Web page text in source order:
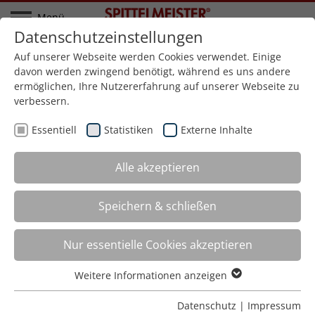
Menü
Startseite Referenzen Balkone Besondere Aluminiumbalkone
zurück zur Übersicht
Besondere Aluminiumbalkone,
Köln
Datenschutzeinstellungen
Auf unserer Webseite werden Cookies verwendet. Einige
davon werden zwingend benötigt, während es uns andere
ermöglichen, Ihre Nutzererfahrung auf unserer Webseite zu
verbessern.
Essentiell Statistiken Externe Inhalte
Alle akzeptieren
Speichern & schließen
Nur essentielle Cookies akzeptieren
Essentiell
Essentielle Cookies werden für grundlegende Funktionen
Weitere Informationen anzeigen
Datenschutz | Impressum